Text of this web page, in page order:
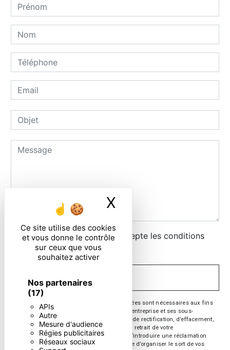
Ce site utilise des cookies
et vous donne le contrôle
sur ceux que vous
souhaitez activer
Nos partenaires
(17)
APIs
Autre
Mesure d'audience
Régies publicitaires
Réseaux sociaux
X
En cochant cette case, j'accepte les conditions
particulières ci-dessous **
** Les données personnelles communiquées sont nécessaires aux fins
de vous contacter. Elles sont destinées à l'entreprise et ses sous-
traitants. Vous disposez de droits d’accès, de rectification, d’effacement,
de portabilité, de limitation, d’opposition, de retrait de votre
consentement à tout moment et du droit d’introduire une réclamation
auprès d’une autorité de contrôle, ainsi que d’organiser le sort de vos